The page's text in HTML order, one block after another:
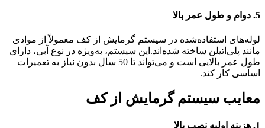
5. دوام و طول عمر بالا
لوله‌های استفاده‌شده در سیستم گرمایش از کف معمولاً از موادی
مانند پلی‌اتیلن ساخته شده‌اند.این سیستم، به‌ویژه در نوع آبی، دارای
طول عمر بالایی است و می‌تواند تا 50 سال بدون نیاز به تعمیرات
اساسی کار کند.
معایب سیستم گرمایش از کف
1. هزینه اولیه نصب بالا